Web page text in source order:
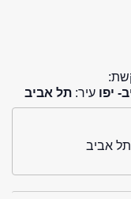
יפו עיר: תל אביב
תל אביב